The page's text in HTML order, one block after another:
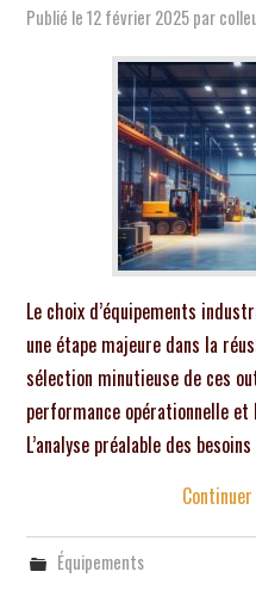
Publié le12 février 2025par
Le choix d’équipements
une étape majeure dans la
sélection minutieuse de ces
performance opérationnelle
L’analyse préalable des
Équipements